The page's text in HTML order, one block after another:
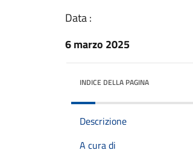
Data :
6 marzo 2025
INDICE DELLA PAGINA
Descrizione
A cura di